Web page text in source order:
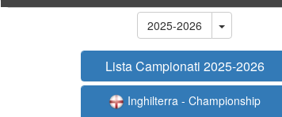
2025-2026
Lista Campionati 2025-2026
Inghilterra - Championship